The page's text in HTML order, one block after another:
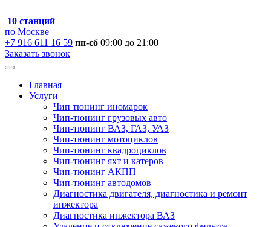
10 станций
по Москве
+7 916 611 16 59 пн-сб 09:00 до 21:00
Заказать звонок
Главная
Услуги
Чип тюнинг иномарок
Чип-тюнинг грузовых авто
Чип-тюнинг ВАЗ, ГАЗ, УАЗ
Чип-тюнинг мотоциклов
Чип-тюнинг квадроциклов
Чип-тюнинг яхт и катеров
Чип-тюнинг АКПП
Чип-тюнинг автодомов
Диагностика двигателя, диагностика и ремонт
инжектора
Диагностика инжектора ВАЗ